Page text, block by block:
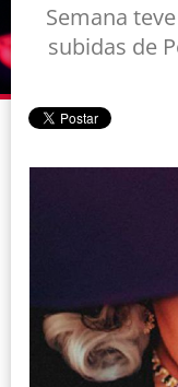
Semana
subidas de